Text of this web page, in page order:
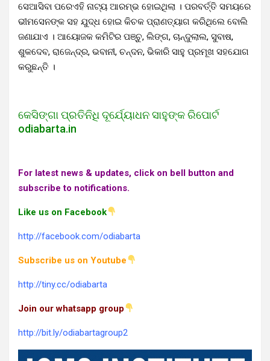
ସେଆସିବା ପରେଏହି ନାଟ୍ୟ ଆରମ୍ଭ ହୋଇଥିଲା । ପରବର୍ତ୍ତି ସମୟରେ
ଭୀମସେନଙ୍କ ସହ ଯୁଦ୍ଧ ହୋଇ କିଚକ ପ୍ରାଣତ୍ୟାଗ କରିଥିଲେ ବୋଲି
ଜଣାଯାଏ । ଆୟୋଜକ କମିଟିର ପଞ୍ଚୁ, ଲିଙ୍ଗ, ଚାନ୍ଦୁଲାଲ, ସୁବାଷ,
ଶୁକଦେବ, ରାଜେନ୍ଦ୍ର, ଭବାନୀ, ଚନ୍ଦନ, ଭିକାରି ସାହୁ ପ୍ରମୂଖ ସହଯୋଗ
କରୁଛନ୍ତି ।
କେସିଙ୍ଗା ପ୍ରତିନିଧି ଦୂର୍ଯ୍ୟୋଧନ ସାହୁଙ୍କ ରିପୋର୍ଟ
odiabarta.in
For latest news & updates, click on bell button and
subscribe to notifications.
Like us on Facebook
http://facebook.com/odiabarta
Subscribe us on Youtube
http://tiny.cc/odiabarta
Join our whatsapp group
http://bit.ly/odiabartagroup2